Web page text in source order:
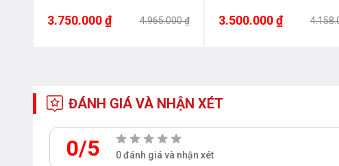
3.750.000 ₫ 4.965.000 ₫ 3.500.000 ₫
ĐÁNH GIÁ VÀ NHẬN XÉT
0/5 0 đánh giá và nhận xét